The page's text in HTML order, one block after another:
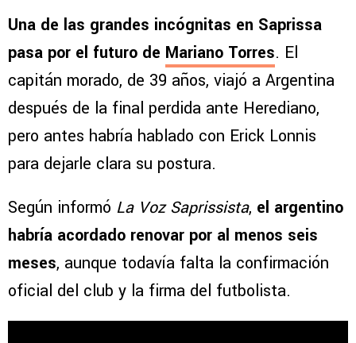
Una de las grandes incógnitas en Saprissa
pasa por el futuro de Mariano Torres. El
capitán morado, de 39 años, viajó a Argentina
después de la final perdida ante Herediano,
pero antes habría hablado con Erick Lonnis
para dejarle clara su postura.
Según informó La Voz Saprissista, el argentino
habría acordado renovar por al menos seis
meses, aunque todavía falta la confirmación
oficial del club y la firma del futbolista.